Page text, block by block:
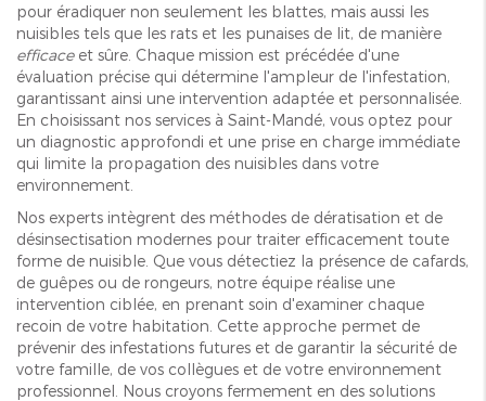
pour éradiquer non seulement les blattes, mais aussi les
nuisibles tels que les rats et les punaises de lit, de manière
efficaceet sûre. Chaque mission est précédée d'une
évaluation précise qui détermine l'ampleur de l'infestation,
garantissant ainsi une intervention adaptée et personnalisée.
En choisissant nos services à Saint-Mandé, vous optez pour
un diagnostic approfondi et une prise en charge immédiate
qui limite la propagation des nuisibles dans votre
environnement.
Nos experts intègrent des méthodes de dératisation et de
désinsectisation modernes pour traiter efficacement toute
forme de nuisible. Que vous détectiez la présence de cafards,
de guêpes ou de rongeurs, notre équipe réalise une
intervention ciblée, en prenant soin d'examiner chaque
recoin de votre habitation. Cette approche permet de
prévenir des infestations futures et de garantir la sécurité de
votre famille, de vos collègues et de votre environnement
professionnel. Nous croyons fermement en des solutions